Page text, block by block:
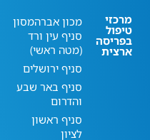
מרכזי
טיפול
בפריסה
ארצית
מכון אברהמסון
סניף עין ורד
(מטה ראשי)
סניף ירושלים
סניף באר שבע
והדרום
סניף ראשון
לציון